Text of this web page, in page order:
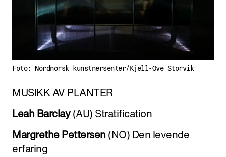
Foto: Nordnorsk kunstnersenter/Kjell-Ove Storvik
MUSIKK AV PLANTER
Leah Bar­clay(AU) Strat­i­fi­ca­tion
Mar­grethe Pet­tersen (NO) Den lev­ende
erfar­ing